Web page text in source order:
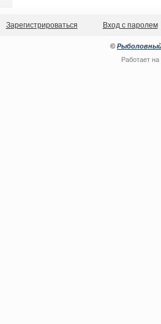
Зарегистрироваться Вход с паролем
© Рыболовный
Работает